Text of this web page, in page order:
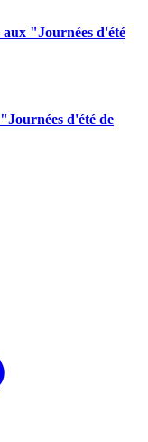
"Journées d'été
d'été de